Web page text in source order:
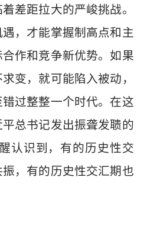
差距拉大的严峻挑战。
，才能掌握制高点和主
作和竞争新优势。如果
变，就可能陷入被动，
过整整一个时代。在这
总书记发出振聋发聩的
认识到，有的历史性交
，有的历史性交汇期也